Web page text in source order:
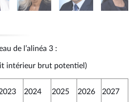
de l’alinéa 3 :
intérieur brut potentiel)
2024 2025 2026 2027